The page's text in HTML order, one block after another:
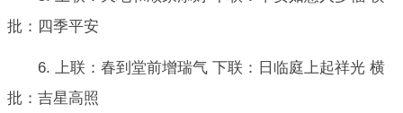
批：四季平安
6. 上联：春到堂前增瑞气 下联：日临庭上起祥光 横
批：吉星高照